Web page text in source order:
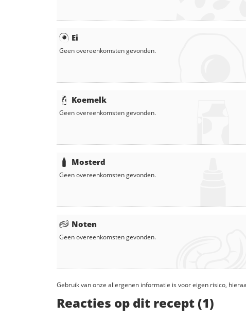
Ei
Geen overeenkomsten gevonden.
Koemelk
Geen overeenkomsten gevonden.
Mosterd
Geen overeenkomsten gevonden.
Noten
Geen overeenkomsten gevonden.
Gebruik van onze allergenen informatie is voor eigen risico,
Reacties op dit recept (1)